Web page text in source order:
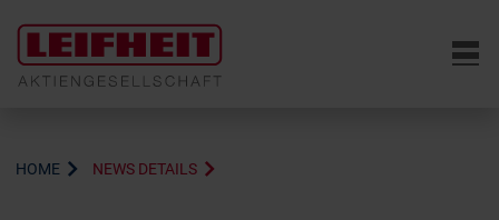
6
HOME NEWS DETAILS